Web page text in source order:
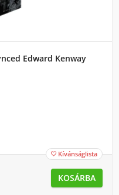
Edward Kenway
 Kívánságlista
KOSÁRBA